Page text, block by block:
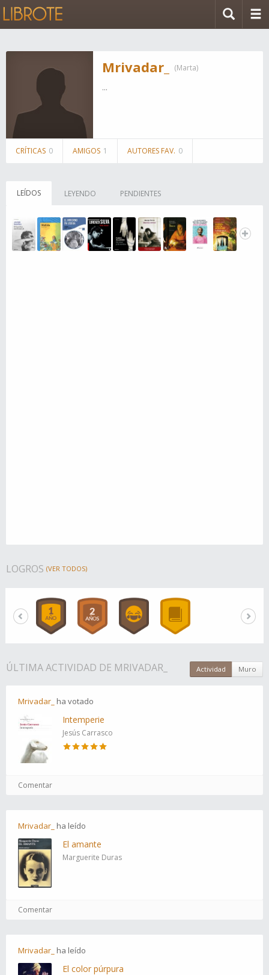
Mrivadar_ (Marta)
...
CRÍTICAS 0 AMIGOS 1 AUTORES FAV. 0
LEÍDOS LEYENDO PENDIENTES
LOGROS (VER TODOS)
Actividad Muro
ÚLTIMA ACTIVIDAD DE MRIVADAR_
Mrivadar_ ha votado
Intemperie
Jesús Carrasco
Comentar
Mrivadar_ ha leído
El amante
Marguerite Duras
Comentar
Mrivadar_ ha leído
El color púrpura